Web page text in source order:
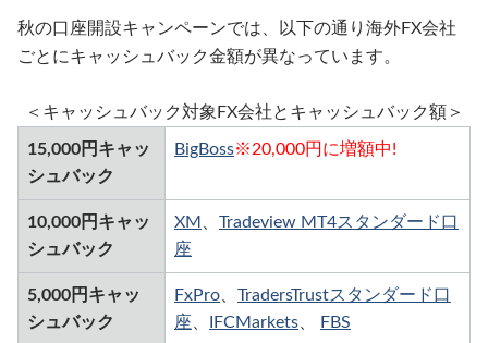
秋の口座開設キャンペーンでは、以下の通り海外FX会社
ごとにキャッシュバック金額が異なっています。
＜キャッシュバック対象FX会社とキャッシュバック額＞
15,000円キャッ
シュバック
BigBoss※20,000円に増額中!
10,000円キャッ
シュバック
XM 、 Tradeview MT4スタンダード口
座
5,000円キャッ
シュバック
FxPro、 TradersTrustスタンダード口
座、 IFCMarkets、 FBS